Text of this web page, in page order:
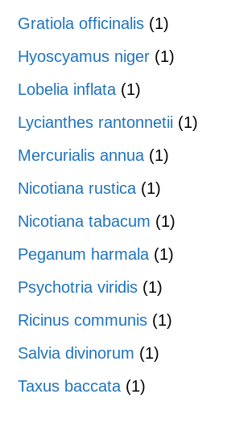
Gratiola officinalis (1)
Hyoscyamus niger (1)
Lobelia inflata (1)
Lycianthes rantonnetii (1)
Mercurialis annua (1)
Nicotiana rustica (1)
Nicotiana tabacum (1)
Peganum harmala (1)
Psychotria viridis (1)
Ricinus communis (1)
Salvia divinorum (1)
Taxus baccata (1)